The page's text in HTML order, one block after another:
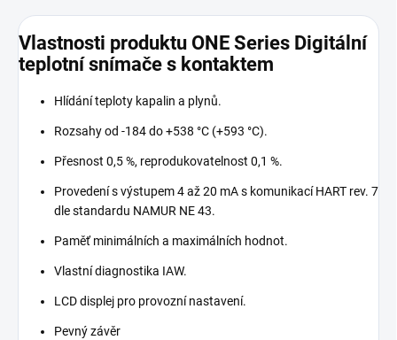
Vlastnosti produktu ONE Series Digitální
teplotní snímače s kontaktem
Hlídání teploty kapalin a plynů.
Rozsahy od -184 do +538 °C (+593 °C).
Přesnost 0,5 %, reprodukovatelnost 0,1 %.
Provedení s výstupem 4 až 20 mA s komunikací HART rev. 7
dle standardu NAMUR NE 43.
Paměť minimálních a maximálních hodnot.
Vlastní diagnostika IAW.
LCD displej pro provozní nastavení.
Pevný závěr